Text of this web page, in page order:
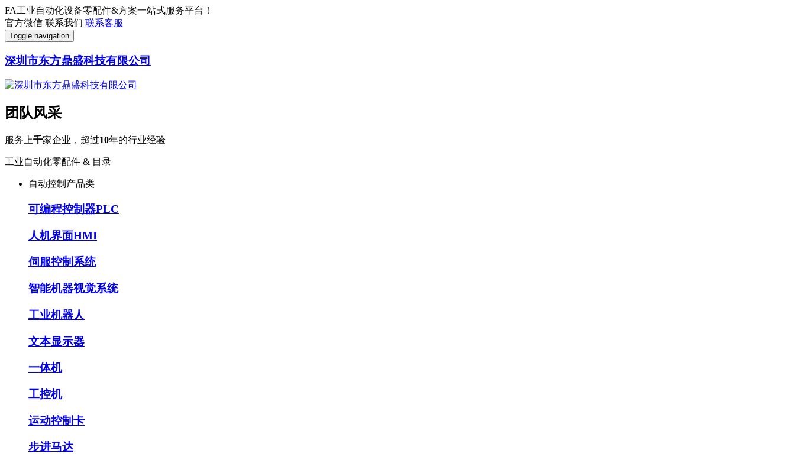
FA工业自动化设备零配件&方案一站式服务平台！
官方微信 联系我们 联系客服
Toggle navigation
深圳市东方鼎盛科技有限公司
团队风采
服务上千家企业，超过10年的行业经验
工业自动化零配件 & 目录
自动控制产品类
可编程控制器PLC
人机界面HMI
伺服控制系统
智能机器视觉系统
工业机器人
文本显示器
一体机
工控机
运动控制卡
步进马达